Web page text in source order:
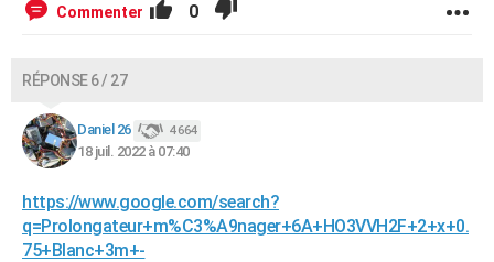
Commenter 0
RÉPONSE 6 / 27
Daniel 26 4 664
18 juil. 2022 à 07:40
https://www.google.com/search?
q=Prolongateur+m%C3%A9nager+6A+HO3VVH2F+2+x+0.
75+Blanc+3m+-